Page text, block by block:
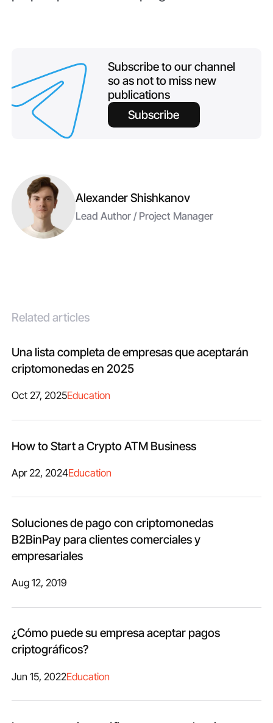
Subscribe to our channel
so as not to miss new
publications
Subscribe
Alexander Shishkanov
Lead Author / Project Manager
Related articles
Una lista completa de empresas que aceptarán
criptomonedas en 2025
Oct 27, 2025Education
How to Start a Crypto ATM Business
Apr 22, 2024Education
Soluciones de pago con criptomonedas
B2BinPay para clientes comerciales y
empresariales
Aug 12, 2019
¿Cómo puede su empresa aceptar pagos
criptográficos?
Jun 15, 2022Education